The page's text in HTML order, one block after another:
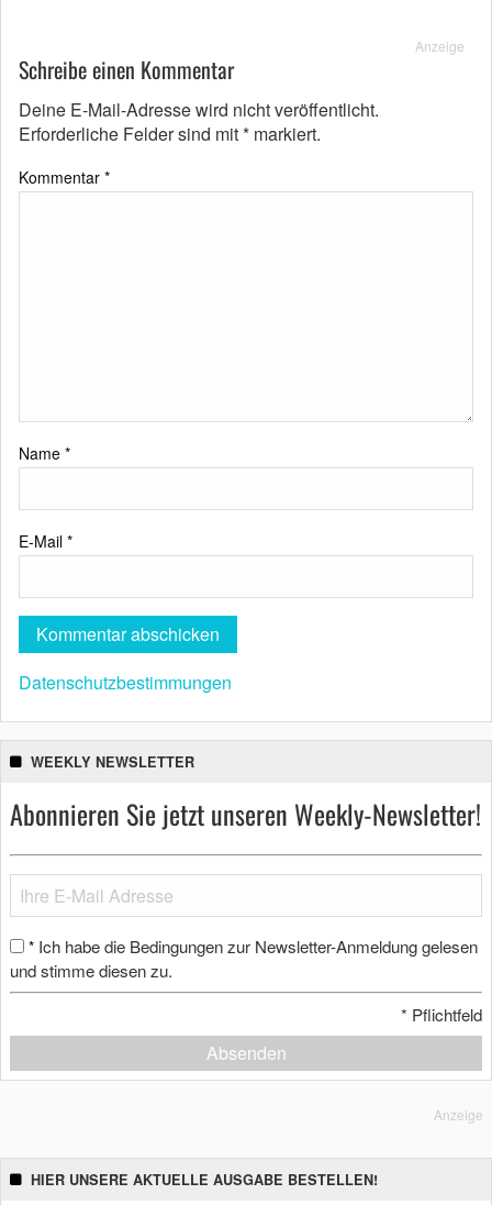
Anzeige
Schreibe einen Kommentar
Deine E-Mail-Adresse wird nicht veröffentlicht.
Erforderliche Felder sind mit* markiert.
Kommentar *
Name *
E-Mail *
Datenschutzbestimmungen
WEEKLY NEWSLETTER
Abonnieren Sie jetzt unseren Weekly-Newsletter!
* Ich habe die Bedingungen zur Newsletter-Anmeldung gelesen
und stimme diesen zu.
* Pflichtfeld
Absenden
Anzeige
HIER UNSERE AKTUELLE AUSGABE BESTELLEN!